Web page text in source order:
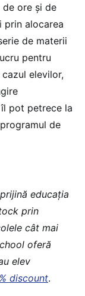
de ore și de
prin alocarea
de materii
pentru
elevilor,
pot petrece la
de
educaţia
prin
cât mai
oferă
elev
discount.